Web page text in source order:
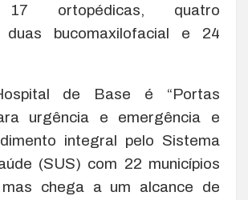
17 ortopédicas, quatro
duas bucomaxilofacial e 24
de Base é “Portas
urgência e emergência e
integral pelo Sistema
(SUS) com 22 municípios
mas chega a um alcance de